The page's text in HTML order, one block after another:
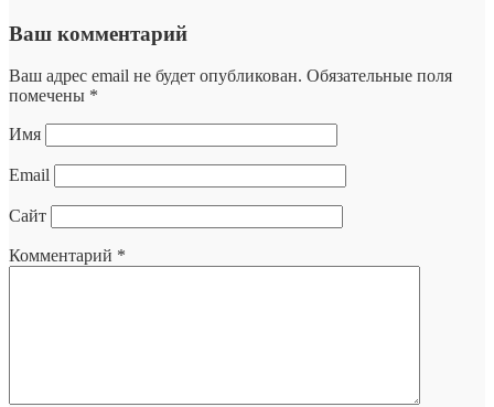
Ваш комментарий
Ваш адрес email не будет опубликован. Обязательные поля
помечены *
Имя
Email
Сайт
Комментарий *